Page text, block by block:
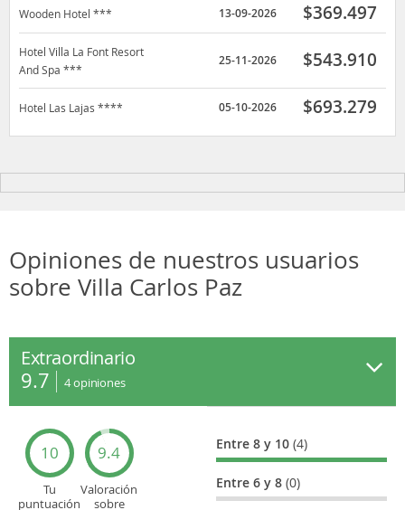
Wooden Hotel *** 13-09-2026 $369.497
Hotel Villa La Font Resort
And Spa ***
25-11-2026 $543.910
Hotel Las Lajas **** 05-10-2026 $693.279
Opiniones de nuestros usuarios
sobre Villa Carlos Paz
Extraordinario
9.7 4opiniones
10
Tu
puntuación
9.4
Valoración
sobre
Entre 8 y 10(4)
Entre 6 y 8(0)